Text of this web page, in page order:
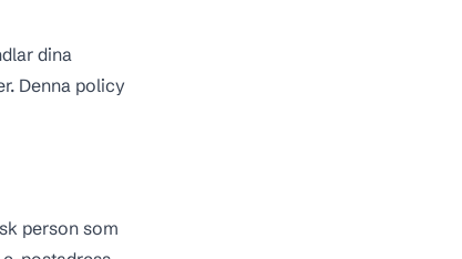
dina
Denna policy
person som